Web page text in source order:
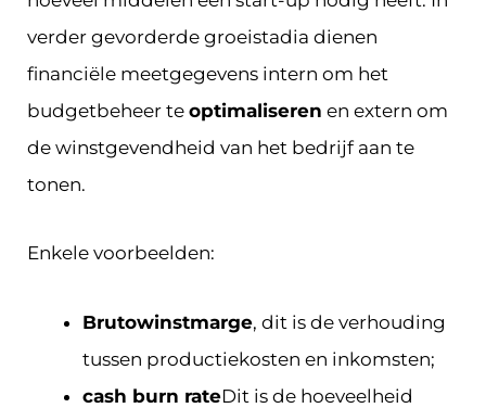
verder gevorderde groeistadia dienen
financiële meetgegevens intern om het
budgetbeheer te optimaliseren en extern om
de winstgevendheid van het bedrijf aan te
tonen.
Enkele voorbeelden:
Brutowinstmarge, dit is de verhouding
tussen productiekosten en inkomsten;
cash burn rateDit is de hoeveelheid